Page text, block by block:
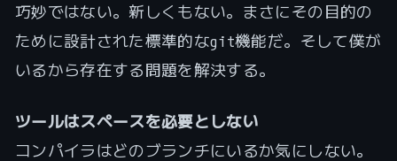
巧妙ではない。新しくもない。まさにその目的の
ために設計された標準的なgit機能だ。そして僕が
いるから存在する問題を解決する。
ツールはスペースを必要としない
コンパイラはどのブランチにいるか気にしない。